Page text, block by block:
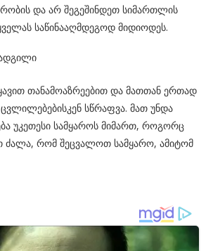
და არ შეგეშინდეთ სიმართლის
საწინააღმდეგოდ მიდიოდეს.
თანამოაზრეებით და მათთან ერთად
სწრაფვა. მათ უნდა
უკეთესი სამყაროს მიმართ, როგორც
ძალა, რომ შეცვალოთ სამყარო, ამიტომ